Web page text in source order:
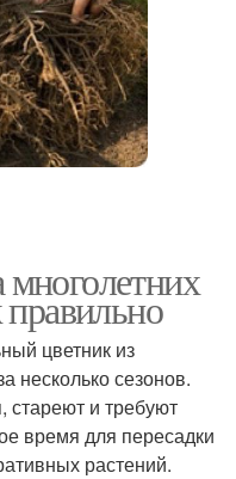
многолетних
правильно
цветник из
несколько сезонов.
стареют и требуют
время для пересадки
растений.